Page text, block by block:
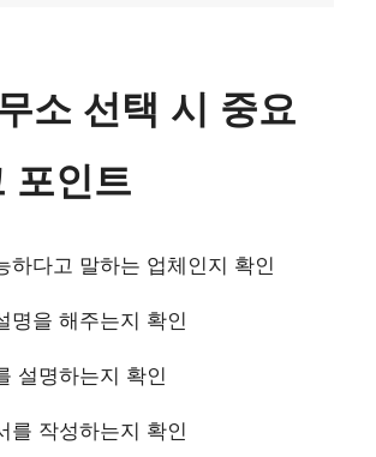
소 선택 시 중요
포인트
하다고 말하는 업체인지 확인
명을 해주는지 확인
설명하는지 확인
를 작성하는지 확인